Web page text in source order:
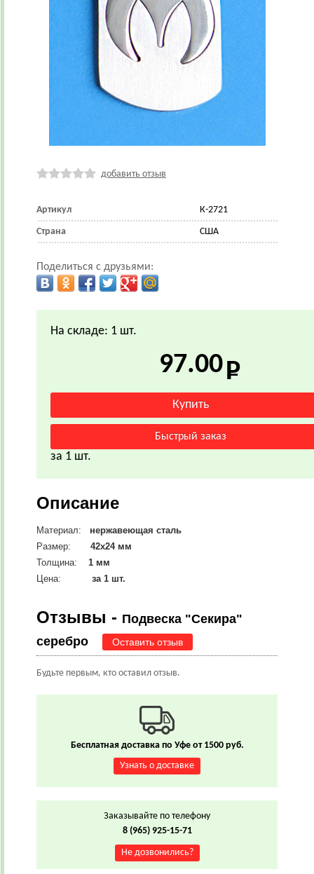
добавить отзыв
Артикул К-2721
Страна США
Поделиться с друзьями:
На складе: 1 шт.
97.00
за 1 шт.
Описание
Материал: нержавеющая сталь
Размер:
42х24 мм
Толщина: 1 мм
Цена:
за 1 шт.
Отзывы - Подвеска "Секира"
серебро
Оставить отзыв
Будьте первым, кто оставил отзыв.
Бесплатная доставка по Уфе от 1500 руб.
Узнать о доставке
Заказывайте по телефону
8 (965) 925-15-71
Не дозвонились?